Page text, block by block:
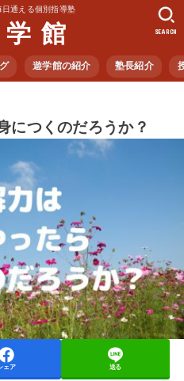
通える個別指導塾
館
遊学館の紹介 塾長紹介
SEARCH
につくのだろうか？
ェア 送る